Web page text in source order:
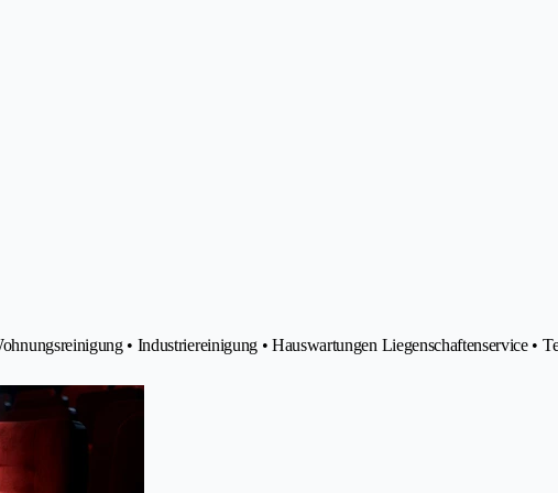
• Industriereinigung • Hauswartungen Liegenschaftenservice •